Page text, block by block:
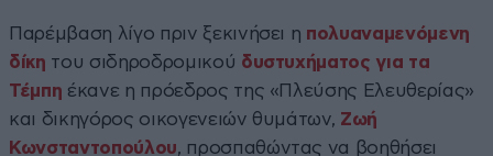
Παρέμβαση λίγο πριν ξεκινήσει η πολυαναμενόμενη
δίκη του σιδηροδρομικού δυστυχήματος για τα
Τέμπη έκανε η πρόεδρος της «Πλεύσης Ελευθερίας»
και δικηγόρος οικογενειών θυμάτων, Ζωή
Κωνσταντοπούλου, προσπαθώντας να βοηθήσει